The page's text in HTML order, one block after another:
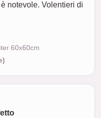
notevole. Volentieri di
60x60cm